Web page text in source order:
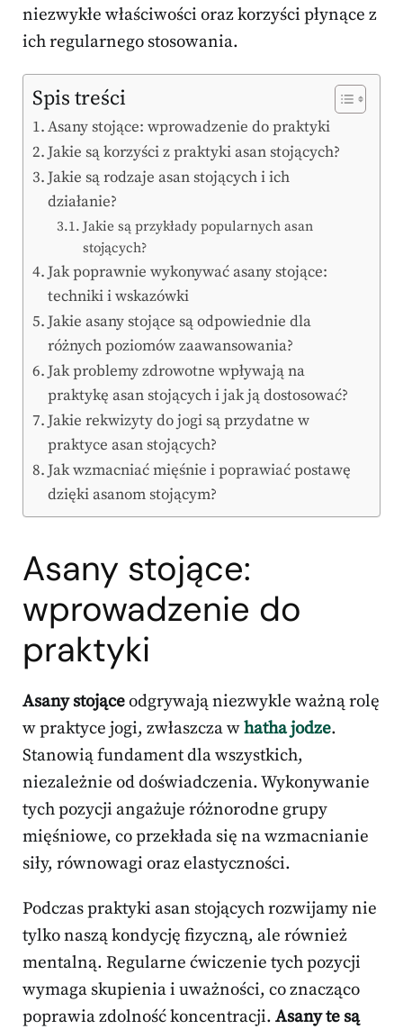
niezwykłe właściwości oraz korzyści płynące z
ich regularnego stosowania.
Spis treści
Asany stojące: wprowadzenie do praktyki
Jakie są korzyści z praktyki asan stojących?
Jakie są rodzaje asan stojących i ich
działanie?
Jakie są przykłady popularnych asan
stojących?
Jak poprawnie wykonywać asany stojące:
techniki i wskazówki
Jakie asany stojące są odpowiednie dla
różnych poziomów zaawansowania?
Jak problemy zdrowotne wpływają na
praktykę asan stojących i jak ją dostosować?
Jakie rekwizyty do jogi są przydatne w
praktyce asan stojących?
Jak wzmacniać mięśnie i poprawiać postawę
dzięki asanom stojącym?
Asany stojące:
wprowadzenie do
praktyki
Asany stojąceodgrywają niezwykle ważną rolę
w praktyce jogi, zwłaszcza whatha jodze.
Stanowią fundament dla wszystkich,
niezależnie od doświadczenia. Wykonywanie
tych pozycji angażuje różnorodne grupy
mięśniowe, co przekłada się na wzmacnianie
siły, równowagi oraz elastyczności.
Podczas praktyki asan stojących rozwijamy nie
tylko naszą kondycję fizyczną, ale również
mentalną. Regularne ćwiczenie tych pozycji
wymaga skupienia i uważności, co znacząco
poprawia zdolność koncentracji. Asany te są